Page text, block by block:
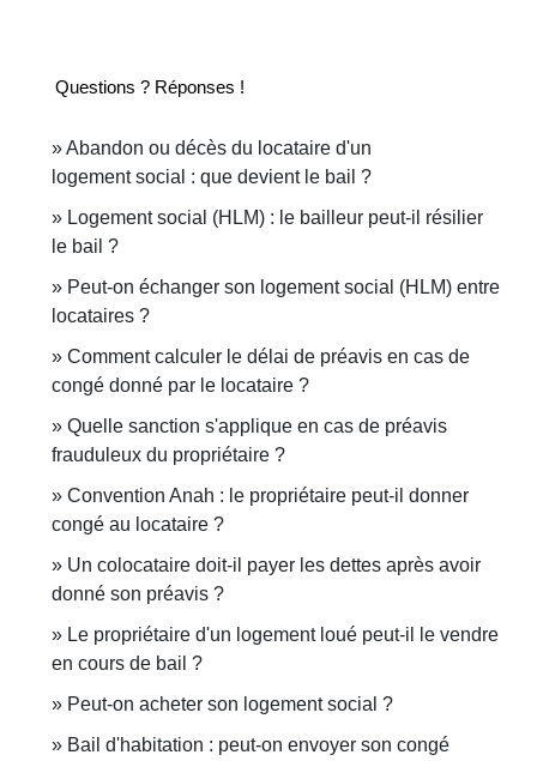
Questions ? Réponses !
Abandon ou décès du locataire d'un
logement social : que devient le bail ?
Logement social (HLM) : le bailleur peut-il résilier
le bail ?
Peut-on échanger son logement social (HLM) entre
locataires ?
Comment calculer le délai de préavis en cas de
congé donné par le locataire ?
Quelle sanction s'applique en cas de préavis
frauduleux du propriétaire ?
Convention Anah : le propriétaire peut-il donner
congé au locataire ?
Un colocataire doit-il payer les dettes après avoir
donné son préavis ?
Le propriétaire d'un logement loué peut-il le vendre
en cours de bail ?
Peut-on acheter son logement social ?
Bail d'habitation : peut-on envoyer son congé